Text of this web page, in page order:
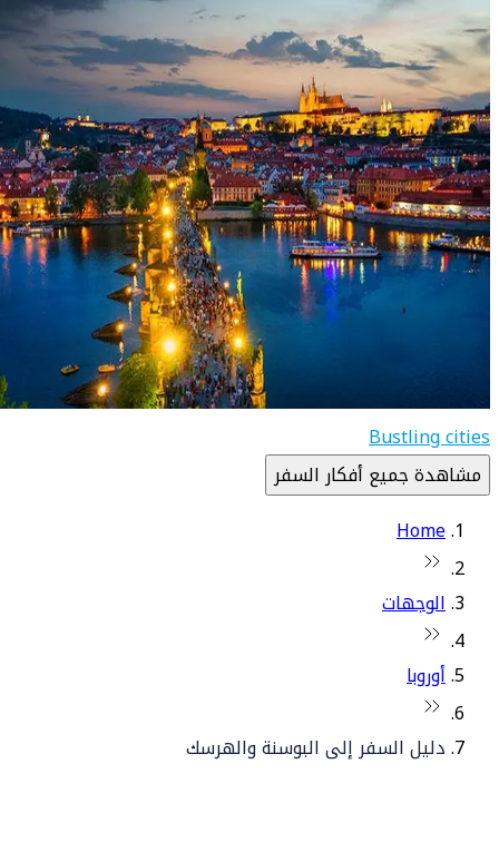
Bustling cities
مشاهدة جميع أفكار السفر
Home
الوجهات
أوروبا
دليل السفر إلى البوسنة والهرسك